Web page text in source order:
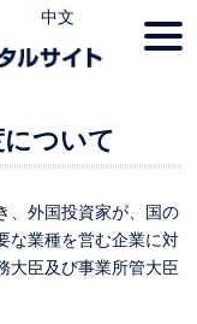
中文
ついて
、外国投資家が、国の
な業種を営む企業に対
大臣及び事業所管大臣